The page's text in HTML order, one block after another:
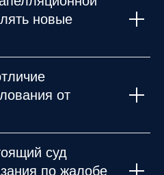
новые
от
суд
по жалобе